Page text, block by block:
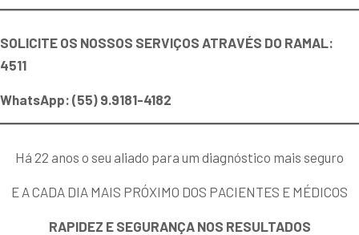
SOLICITE OS NOSSOS SERVIÇOS ATRAVÉS DO RAMAL:
4511
WhatsApp: (55) 9.9181-4182
Há 22 anos o seu aliado para um diagnóstico mais seguro
E A CADA DIA MAIS PRÓXIMO DOS PACIENTES E MÉDICOS
RAPIDEZ E SEGURANÇA NOS RESULTADOS